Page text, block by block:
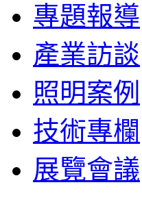
專題報導
產業訪談
照明案例
技術專欄
展覽會議